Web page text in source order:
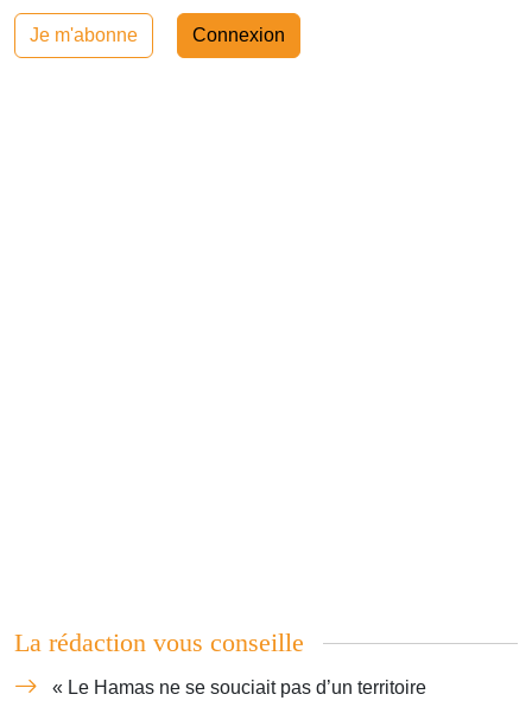
Je m'abonne Connexion
La rédaction vous conseille
« Le Hamas ne se souciait pas d’un territoire